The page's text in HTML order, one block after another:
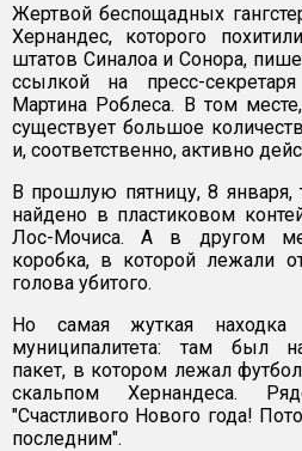
Жертвой беспощадных
Хернандес, которого
штатов Синалоа и Сонора,
ссылкой на пресс-
Мартина Роблеса. В том
существует большое
и, соответственно, активно
В прошлую пятницу, 8
найдено в пластиковом
Лос-Мочиса. А в другом
коробка, в которой лежали
голова убитого.
Но самая жуткая
муниципалитета: там был
пакет, в котором лежал
скальпом Хернандеса.
"Счастливого Нового года!
последним".